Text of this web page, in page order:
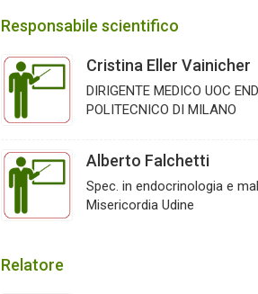
Responsabile scientifico
Cristina Eller Vainicher
DIRIGENTE MEDICO UOC
POLITECNICO DI MILANO
Alberto Falchetti
Spec. in endocrinologia e
Misericordia Udine
Relatore